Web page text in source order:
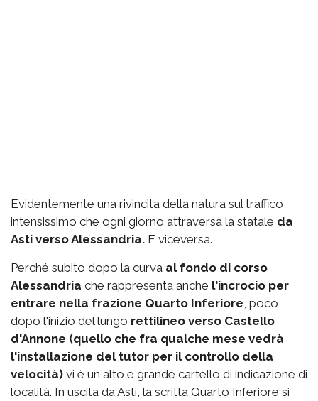
Evidentemente una rivincita della natura sul traffico
intensissimo che ogni giorno attraversa la statale da
Asti verso Alessandria. E viceversa.
Perché subito dopo la curva al fondo di corso
Alessandria che rappresenta anche l'incrocio per
entrare nella frazione Quarto Inferiore , poco
dopo l'inizio del lungo rettilineo verso Castello
d'Annone (quello che fra qualche mese vedrà
l'installazione del tutor per il controllo della
velocità) vi è un alto e grande cartello di indicazione di
località. In uscita da Asti, la scritta Quarto Inferiore si